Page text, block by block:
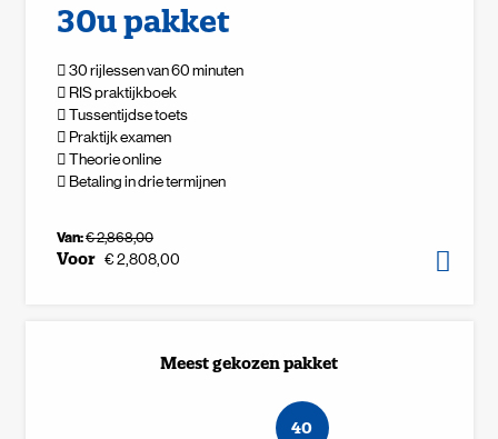
30u pakket
30 rijlessen van 60 minuten
RIS praktijkboek
Tussentijdse toets
Praktijk examen
Theorie online
Betaling in drie termijnen
Van:€ 2,868,00
Voor € 2,808,00
Meest gekozen pakket
40